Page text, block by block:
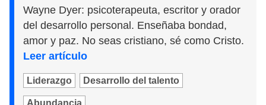
Wayne Dyer: psicoterapeuta, escritor y orador
del desarrollo personal. Enseñaba bondad,
amor y paz. No seas cristiano, sé como Cristo.
Leer artículo
Liderazgo Desarrollo del talento
Abundancia